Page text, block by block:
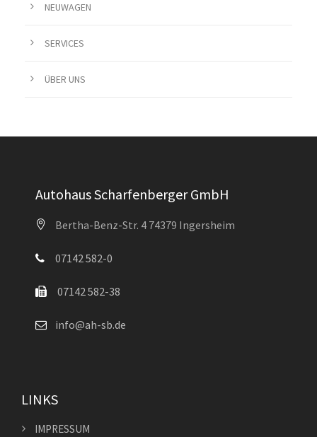
NEUWAGEN
SERVICES
ÜBER UNS
Autohaus Scharfenberger GmbH
Bertha-Benz-Str. 4 74379 Ingersheim
07142 582-0
07142 582-38
info@ah-sb.de
LINKS
IMPRESSUM